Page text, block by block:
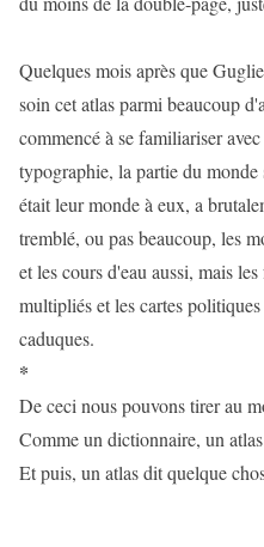
Quelques mois après que
soin cet atlas parmi beaucoup
commencé à se familiariser
typographie, la partie du
était leur monde à eux, a
tremblé, ou pas beaucoup, les
et les cours d'eau aussi, mais
multipliés et les cartes
caduques.
*
De ceci nous pouvons tirer au
Comme un dictionnaire, un
Et puis, un atlas dit quelque